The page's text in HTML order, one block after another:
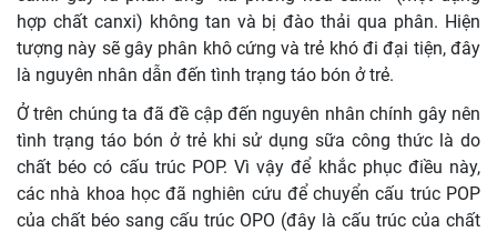
hợp chất canxi) không tan và bị đào thải qua phân. Hiện
tượng này sẽ gây phân khô cứng và trẻ khó đi đại tiện, đây
là nguyên nhân dẫn đến tình trạng táo bón ở trẻ.
Ở trên chúng ta đã đề cập đến nguyên nhân chính gây nên
tình trạng táo bón ở trẻ khi sử dụng sữa công thức là do
chất béo có cấu trúc POP. Vì vậy để khắc phục điều này,
các nhà khoa học đã nghiên cứu để chuyển cấu trúc POP
của chất béo sang cấu trúc OPO (đây là cấu trúc của chất